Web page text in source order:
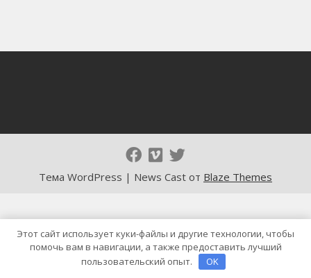
Тема WordPress | News Cast от Blaze Themes
Этот сайт использует куки-файлы и другие технологии, чтобы
помочь вам в навигации, а также предоставить лучший
пользовательский опыт.
OK